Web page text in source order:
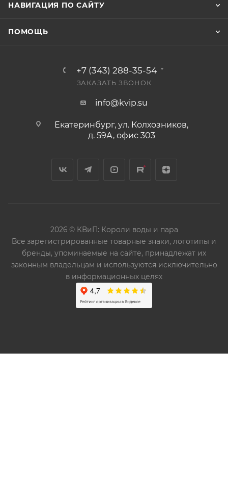
НАВИГАЦИЯ ПО САЙТУ
ПОМОЩЬ
+7 (343) 288-35-54
ЗАКАЗАТЬ ЗВОНОК
info@kvip.su
Екатеринбург, ул. Колхозников,
д. 59А, офис 303
2026 © КВиП: Короли воды и пара
Bce зарегистрированные товарные знаки, логотипы и
бренды, упоминаемые на сайте, принадлежат их
законным владельцам и используются исключительно
в информационных целях